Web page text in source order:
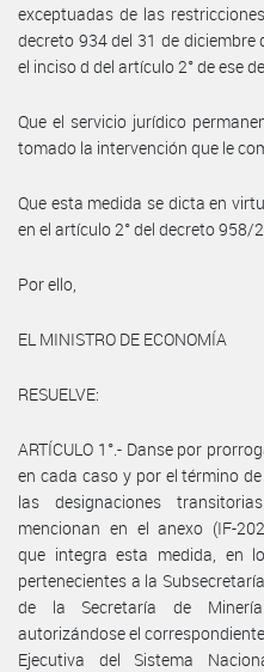
exceptuadas de las
decreto 934 del 31 de
el inciso d del artículo 2° de ese
Que el servicio jurídico
tomado la intervención que le
Que esta medida se dicta en
en el artículo 2° del decreto 958/
Por ello,
EL MINISTRO DE ECONOMÍA
RESUELVE:
ARTÍCULO 1°.- Danse por
en cada caso y por el término
las designaciones
mencionan en el anexo (IF-
que integra esta medida, en
pertenecientes a la
de la Secretaría de
autorizándose el
Ejecutiva del Sistema